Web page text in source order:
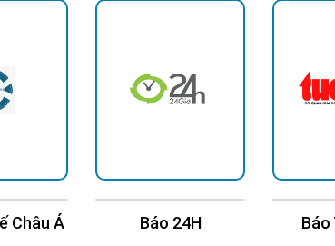
Châu Á Báo 24H Báo